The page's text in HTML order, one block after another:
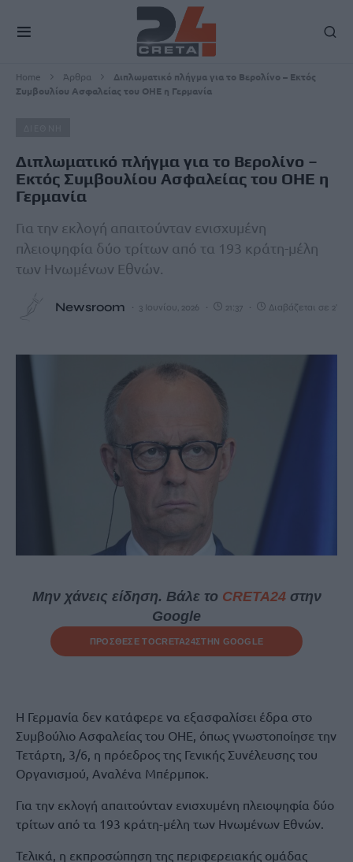
Home Άρθρα
Διπλωματικό πλήγμα για το Βερολίνο – Εκτός
Συμβουλίου Ασφαλείας του ΟΗΕ η Γερμανία
Διπλωματικό πλήγμα για το Βερολίνο –
Εκτός Συμβουλίου Ασφαλείας του ΟΗΕ η
Γερμανία
Για την εκλογή απαιτούνταν ενισχυμένη
πλειοψηφία δύο τρίτων από τα 193 κράτη-μέλη
των Ηνωμένων Εθνών.
Newsroom 3 Ιουνίου, 2026 21:37 Διαβάζεται σε 2'
Μην χάνεις είδηση. Βάλε το CRETA24στην
Google
ΠΡΟΣΘΕΣΕ ΤΟCRETA24ΣΤΗΝ GOOGLE
Η Γερμανία δεν κατάφερε να εξασφαλίσει έδρα στο
Συμβούλιο Ασφαλείας του ΟΗΕ, όπως γνωστοποίησε την
Τετάρτη, 3/6, η πρόεδρος της Γενικής Συνέλευσης του
Οργανισμού, Αναλένα Μπέρμποκ.
Για την εκλογή απαιτούνταν ενισχυμένη πλειοψηφία δύο
τρίτων από τα 193 κράτη-μέλη των Ηνωμένων Εθνών.
Τελικά, η εκπροσώπηση της περιφερειακής ομάδας